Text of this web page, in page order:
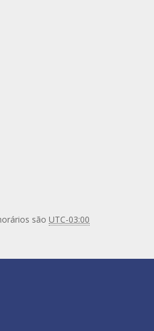
são UTC-03:00